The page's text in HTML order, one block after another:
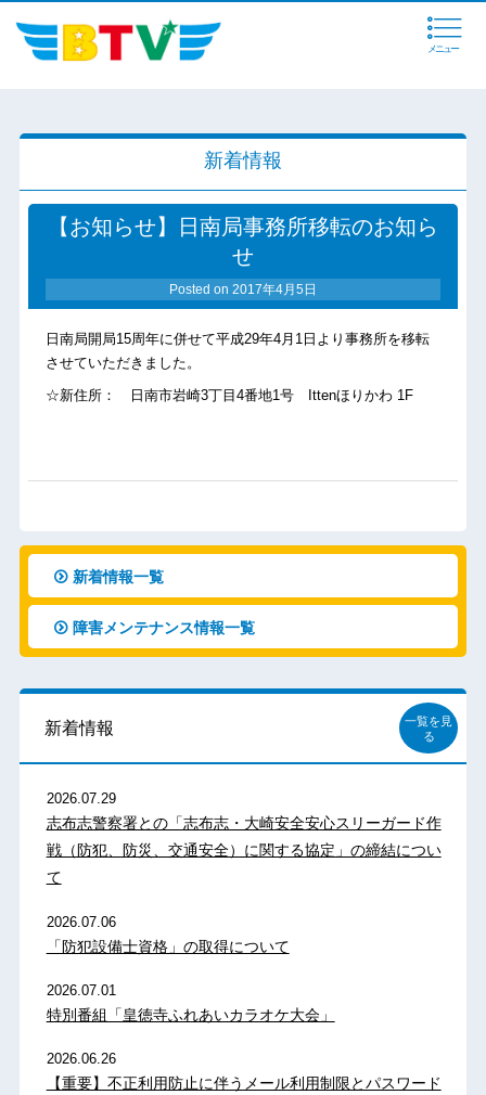
メニュー
新着情報
【お知らせ】日南局事務所移転のお知ら
せ
Posted on 2017年4月5日
日南局開局15周年に併せて平成29年4月1日より事務所を移転
させていただきました。
☆新住所： 日南市岩崎3丁目4番地1号 Ittenほりかわ 1F
新着情報一覧
障害メンテナンス情報一覧
新着情報
一覧を見
る
2026.07.29
志布志警察署との「志布志・大崎安全安心スリーガード作
戦（防犯、防災、交通安全）に関する協定」の締結につい
て
2026.07.06
「防犯設備士資格」の取得について
2026.07.01
特別番組「皇徳寺ふれあいカラオケ大会」
2026.06.26
【重要】不正利用防止に伴うメール利用制限とパスワード